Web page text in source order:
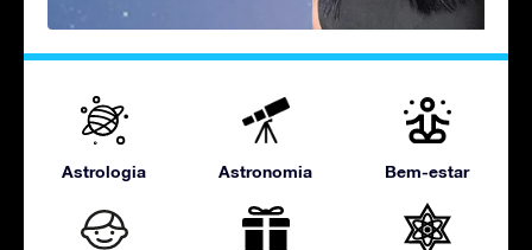
Astrologia Astronomia Bem-estar